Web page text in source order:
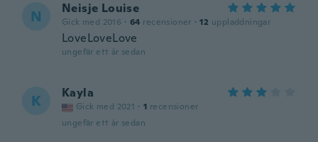
N Neisje Louise
Gick med 2016 · 64 recensioner · 12 uppladdningar
LoveLoveLove
ungefär ett år sedan
K Kayla
Gick med 2021 · 1 recensioner
ungefär ett år sedan